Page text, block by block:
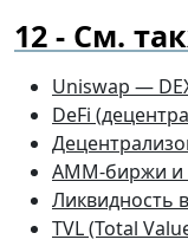
См.
Uniswap —
DeFi
AMM-биржи
Ликвидность
TVL (Total